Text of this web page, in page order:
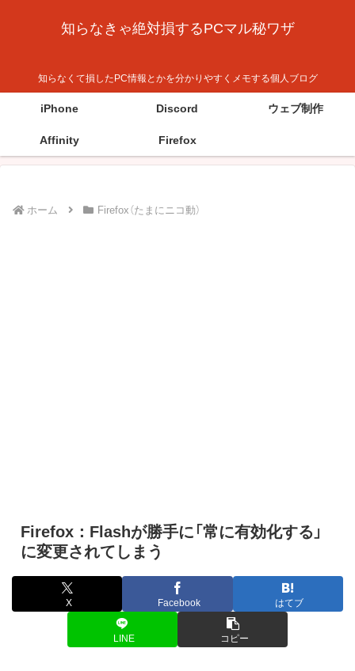
知らなきゃ絶対損するPCマル秘ワザ
知らなくて損したPC情報とかを分かりやすくメモする個人ブログ
iPhone Discord ウェブ制作
Affinity Firefox
ホーム Firefox（たまにニコ動）
Firefox：Flashが勝手に「常に有効化する」
に変更されてしまう
X Facebook はてブ
LINE コピー